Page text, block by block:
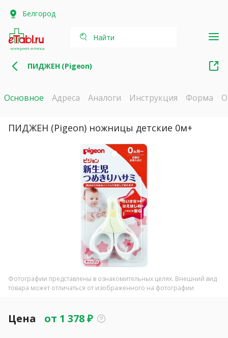
Белгород
интернет-аптека
Найти
ПИДЖЕН (Pigeon)
Основное Адреса Аналоги Инструкция Форма
ПИДЖЕН (Pigeon) ножницы детские 0м+
Фотографии представлены в ознакомительных целях. Внешний вид
товара может отличаться от изображенного на фотографии
Цена от 1 378₽